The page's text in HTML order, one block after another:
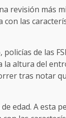
revisión más
las
de las
la altura del
tras notar
edad. A esta